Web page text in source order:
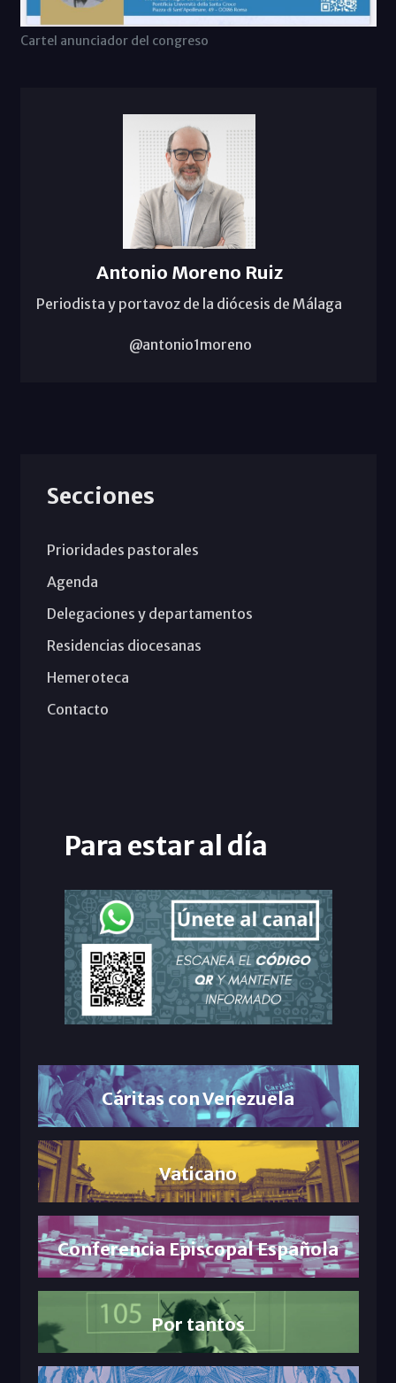
Cartel anunciador del congreso
Antonio Moreno Ruiz
Periodista y portavoz de la diócesis de Málaga
@antonio1moreno
Secciones
Prioridades pastorales
Agenda
Delegaciones y departamentos
Residencias diocesanas
Hemeroteca
Contacto
Para estar al día
Cáritas con Venezuela
Vaticano
Conferencia Episcopal Española
Por tantos